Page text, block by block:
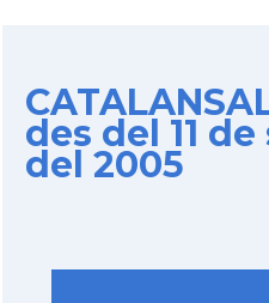
des del 11
del 2005